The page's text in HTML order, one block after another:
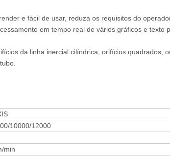
e fácil de usar, reduza os requisitos do
em tempo real de vários gráficos e texto
da linha inercial cilíndrica, orifícios quadrados,
10000/12000
min